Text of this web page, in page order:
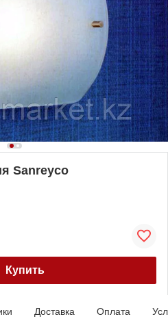
Sanreyco
Купить
Доставка Оплата